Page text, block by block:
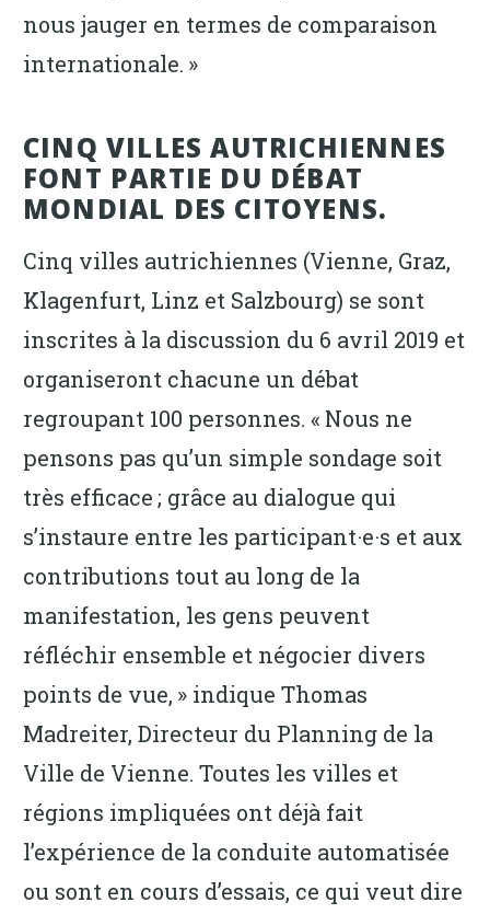
nous jauger en termes de comparaison
internationale. »
CINQ VILLES AUTRICHIENNES
FONT PARTIE DU DÉBAT
MONDIAL DES CITOYENS.
Cinq villes autrichiennes (Vienne, Graz,
Klagenfurt, Linz et Salzbourg) se sont
inscrites à la discussion du 6 avril 2019 et
organiseront chacune un débat
regroupant 100 personnes. « Nous ne
pensons pas qu’un simple sondage soit
très efficace ; grâce au dialogue qui
s’instaure entre les participant·e·s et aux
contributions tout au long de la
manifestation, les gens peuvent
réfléchir ensemble et négocier divers
points de vue, » indique Thomas
Madreiter, Directeur du Planning de la
Ville de Vienne. Toutes les villes et
régions impliquées ont déjà fait
l’expérience de la conduite automatisée
ou sont en cours d’essais, ce qui veut dire